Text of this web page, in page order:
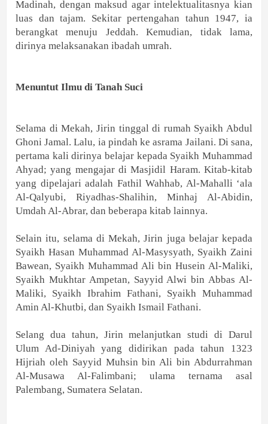
Madinah, dengan maksud agar intelektualitasnya kian
luas dan tajam. Sekitar pertengahan tahun 1947, ia
berangkat menuju Jeddah. Kemudian, tidak lama,
dirinya melaksanakan ibadah umrah.
Menuntut Ilmu di Tanah Suci
Selama di Mekah, Jirin tinggal di rumah Syaikh Abdul
Ghoni Jamal. Lalu, ia pindah ke asrama Jailani. Di sana,
pertama kali dirinya belajar kepada Syaikh Muhammad
Ahyad; yang mengajar di Masjidil Haram. Kitab-kitab
yang dipelajari adalah Fathil Wahhab, Al-Mahalli ‘ala
Al-Qalyubi, Riyadhas-Shalihin, Minhaj Al-Abidin,
Umdah Al-Abrar, dan beberapa kitab lainnya.
Selain itu, selama di Mekah, Jirin juga belajar kepada
Syaikh Hasan Muhammad Al-Masysyath, Syaikh Zaini
Bawean, Syaikh Muhammad Ali bin Husein Al-Maliki,
Syaikh Mukhtar Ampetan, Sayyid Alwi bin Abbas Al-
Maliki, Syaikh Ibrahim Fathani, Syaikh Muhammad
Amin Al-Khutbi, dan Syaikh Ismail Fathani.
Selang dua tahun, Jirin melanjutkan studi di Darul
Ulum Ad-Diniyah yang didirikan pada tahun 1323
Hijriah oleh Sayyid Muhsin bin Ali bin Abdurrahman
Al-Musawa Al-Falimbani; ulama ternama asal
Palembang, Sumatera Selatan.